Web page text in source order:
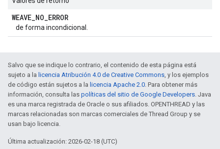
WEAVE_NO_ERROR
de forma incondicional.
Salvo que se indique lo contrario, el contenido de esta página está
sujeto a la licencia Atribución 4.0 de Creative Commons, y los ejemplos
de código están sujetos a la licencia Apache 2.0. Para obtener más
información, consulta las políticas del sitio de Google Developers. Java
es una marca registrada de Oracle o sus afiliados. OPENTHREAD y las
marcas relacionadas son marcas comerciales de Thread Group y se
usan bajo licencia.
Última actualización: 2026-02-18 (UTC)